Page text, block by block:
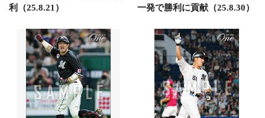
利（25.8.21）
一発で勝利に貢献（25.8.30）